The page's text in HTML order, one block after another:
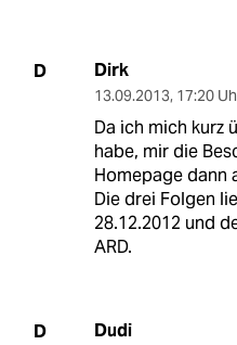
D Dirk
13.09.2013, 17:20
Da ich mich kurz
habe, mir die
Homepage dann
Die drei Folgen
28.12.2012 und
ARD.
D Dudi